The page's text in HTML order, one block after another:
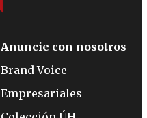
Anuncie con nosotros
Brand Voice
Empresariales